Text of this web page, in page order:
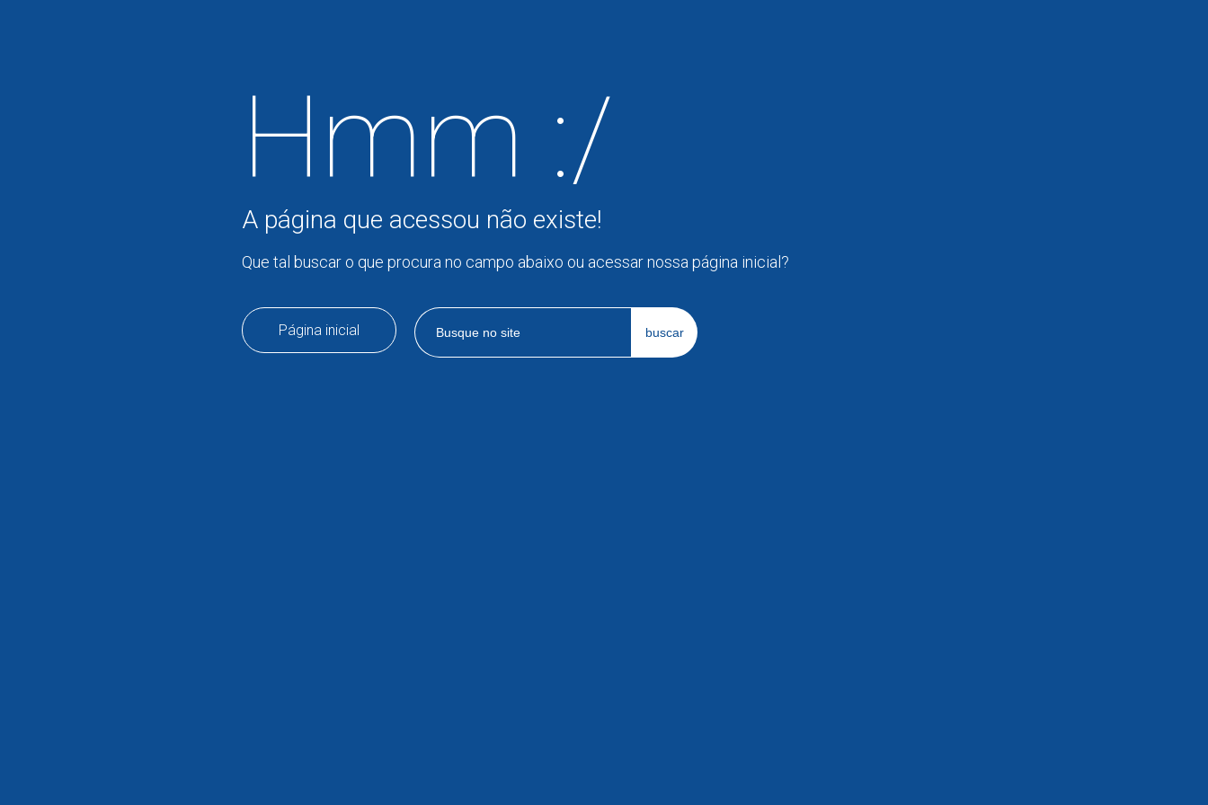
Hmm :/
A página que acessou não existe!
Que tal buscar o que procura no campo abaixo ou acessar nossa página inicial?
Página inicial